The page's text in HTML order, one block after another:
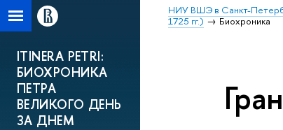
НИУ ВШЭ в Санкт-
1725 гг.)
Биохроника
ITINERA PETRI:
БИОХРОНИКА
ПЕТРА
ВЕЛИКОГО ДЕНЬ
ЗА ДНЕМ